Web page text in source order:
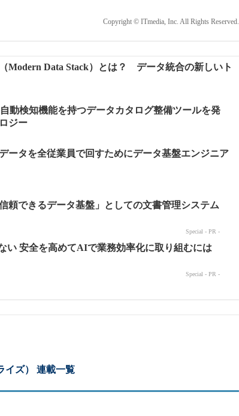
Copyright © ITmedia, Inc. All Rights Reserved.
Modern Data Stack）とは？ データ統合の新しいト
動検知機能を持つデータカタログ整備ツールを発
ジー
ータを全従業員で回すためにデータ基盤エンジニア
イズ） 連載一覧